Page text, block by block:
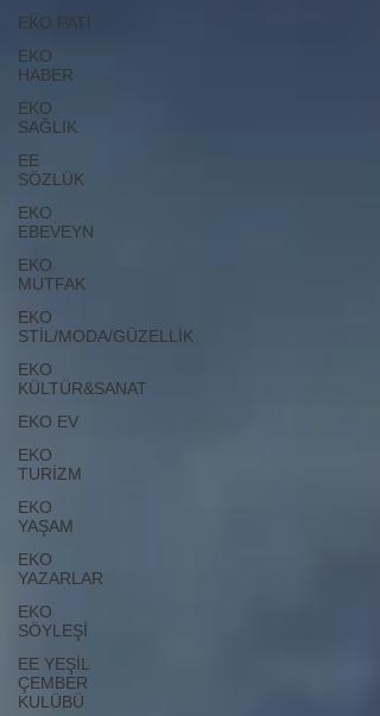
EKO PATİ
EKO
HABER
EKO
SAĞLIK
EE
SÖZLÜK
EKO
EBEVEYN
EKO
MUTFAK
EKO
STİL/MODA/GÜZELLİK
EKO
KÜLTÜR&SANAT
EKO EV
EKO
TURİZM
EKO
YAŞAM
EKO
YAZARLAR
EKO
SÖYLEŞİ
EE YEŞİL
ÇEMBER
KULÜBÜ